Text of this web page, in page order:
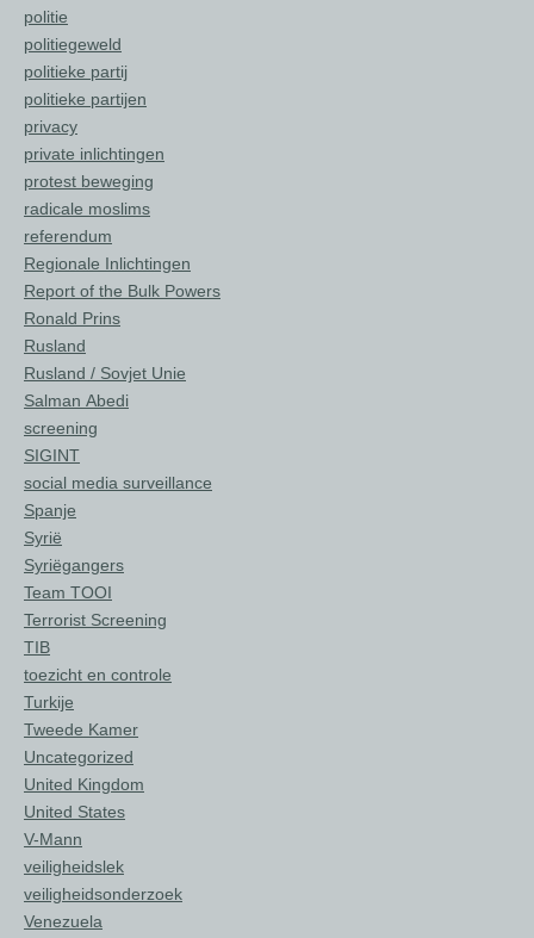
politie
politiegeweld
politieke partij
politieke partijen
privacy
private inlichtingen
protest beweging
radicale moslims
referendum
Regionale Inlichtingen
Report of the Bulk Powers
Ronald Prins
Rusland
Rusland / Sovjet Unie
Salman Abedi
screening
SIGINT
social media surveillance
Spanje
Syrië
Syriëgangers
Team TOOI
Terrorist Screening
TIB
toezicht en controle
Turkije
Tweede Kamer
Uncategorized
United Kingdom
United States
V-Mann
veiligheidslek
veiligheidsonderzoek
Venezuela